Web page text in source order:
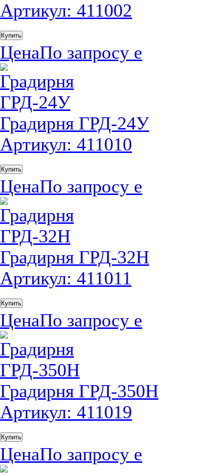
Артикул: 411002
Купить
ЦенаПо запросу е
Градирня ГРД-24У
Артикул: 411010
Купить
ЦенаПо запросу е
Градирня ГРД-32Н
Артикул: 411011
Купить
ЦенаПо запросу е
Градирня ГРД-350Н
Артикул: 411019
Купить
ЦенаПо запросу е